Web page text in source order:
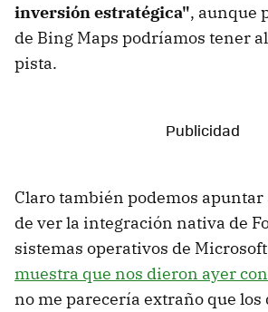
inversión estratégica", aunque
de Bing Maps podríamos tener
pista.
Claro también podemos
de ver la integración nativa de
sistemas operativos de
muestra que nos dieron ayer
no me parecería extraño que los